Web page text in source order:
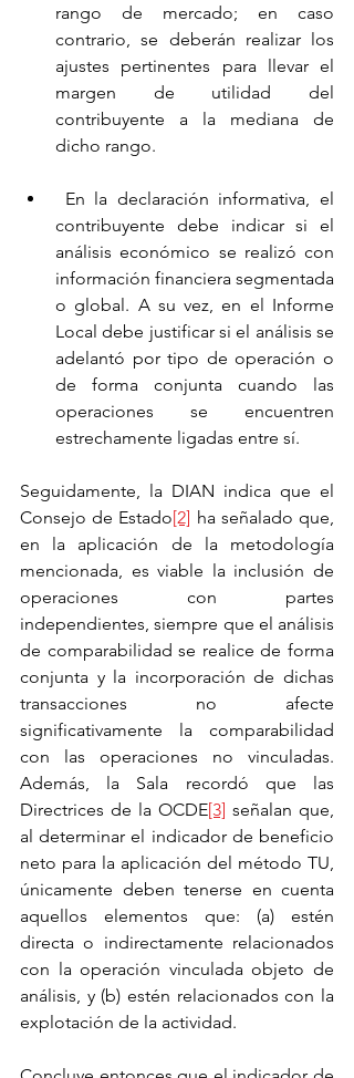
rango de mercado; en caso
contrario, se deberán realizar los
ajustes pertinentes para llevar el
margen de utilidad del
contribuyente a la mediana de
dicho rango.
contribuyente debe indicar si el
análisis económico se realizó con
información financiera segmentada
o global. A su vez, en el Informe
Local debe justificar si el análisis se
adelantó por tipo de operación o
de forma conjunta cuando las
operaciones se encuentren
estrechamente ligadas entre sí.
Seguidamente, la DIAN indica que el
Consejo de Estado[2] ha señalado que,
en la aplicación de la metodología
mencionada, es viable la inclusión de
operaciones con partes
independientes, siempre que el análisis
de comparabilidad se realice de forma
conjunta y la incorporación de dichas
transacciones no afecte
significativamente la comparabilidad
con las operaciones no vinculadas.
Además, la Sala recordó que las
Directrices de la OCDE[3] señalan que,
al determinar el indicador de beneficio
neto para la aplicación del método TU,
únicamente deben tenerse en cuenta
aquellos elementos que: (a) estén
directa o indirectamente relacionados
con la operación vinculada objeto de
análisis, y (b) estén relacionados con la
explotación de la actividad.